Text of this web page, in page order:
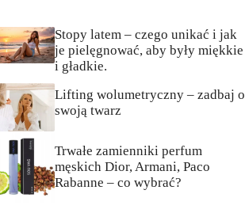
Stopy latem – czego unikać i jak
je pielęgnować, aby były miękkie
i gładkie.
Lifting wolumetryczny – zadbaj o
swoją twarz
Trwałe zamienniki perfum
męskich Dior, Armani, Paco
Rabanne – co wybrać?